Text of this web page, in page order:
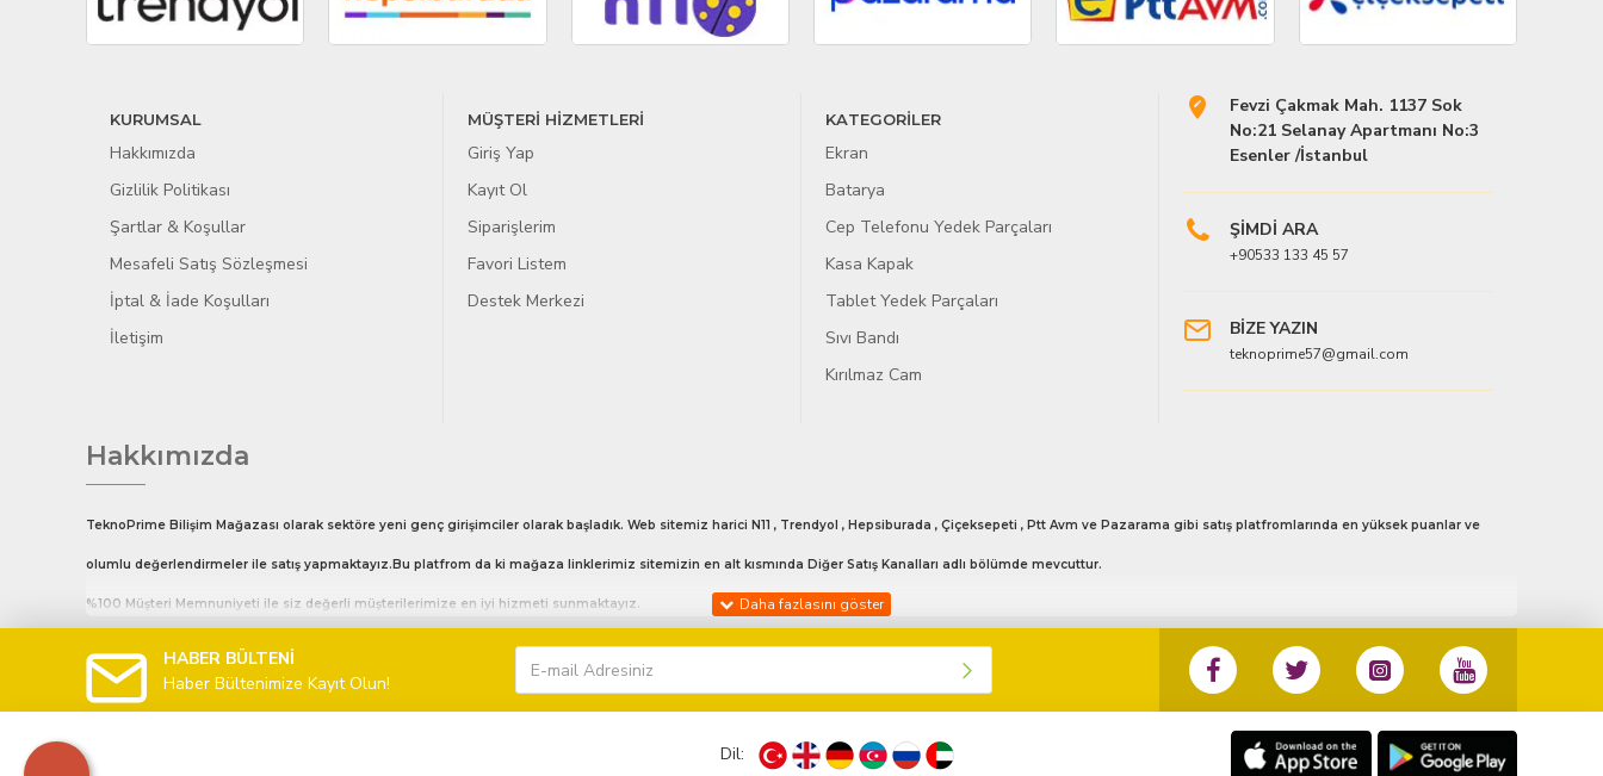
KURUMSAL
Hakkımızda
Gizlilik Politikası
Şartlar & Koşullar
Mesafeli Satış Sözleşmesi
İptal & İade Koşulları
İletişim
MÜŞTERİ HİZMETLERİ
Giriş Yap
Kayıt Ol
Siparişlerim
Favori Listem
Destek Merkezi
KATEGORİLER
Ekran
Batarya
Cep Telefonu Yedek Parçaları
Kasa Kapak
Tablet Yedek Parçaları
Sıvı Bandı
Kırılmaz Cam
Fevzi Çakmak Mah. 1137 Sok
No:21 Selanay Apartmanı No:3
Esenler /İstanbul
ŞİMDİ ARA
+90533 133 45 57
BİZE YAZIN
teknoprime57@gmail.com
Hakkımızda
TeknoPrime Bilişim Mağazası olarak sektöre yeni genç girişimciler olarak başladık. Web sitemiz harici N11 , Trendyol , Hepsiburada , Çiçeksepeti , Ptt Avm ve Pazarama gibi satış platfromlarında en yüksek puanlar ve
olumlu değerlendirmeler ile satış yapmaktayız.Bu platfrom da ki mağaza linklerimiz sitemizin en alt kısmında Diğer Satış Kanalları adlı bölümde mevcuttur.
%100 Müşteri Memnuniyeti ile siz değerli müşterilerimize en iyi hizmeti sunmaktayız.
Hafta İçi 10:00 18:00 Cumartesi Günü 10:00 14:00 arası sizlere hizmet vermekteyiz. Bunun haricinde günün her anı bizlerle iletişime geçebilirsiniz. 0533 133 45 57 no’ lu numaradan ister whatsapp aracılığı ile ister
telefon ile arayarak bizlerle iletişime geçebilirsiniz.
Ürün modelinden emin olmadığınız da whatsapp hattından bizlerle iletişime geçebilirsiniz sizlere model bilgisi hakkında yardımcı olabiliriz.
HABER BÜLTENİ
Haber Bültenimize Kayıt Olun!
Dil: